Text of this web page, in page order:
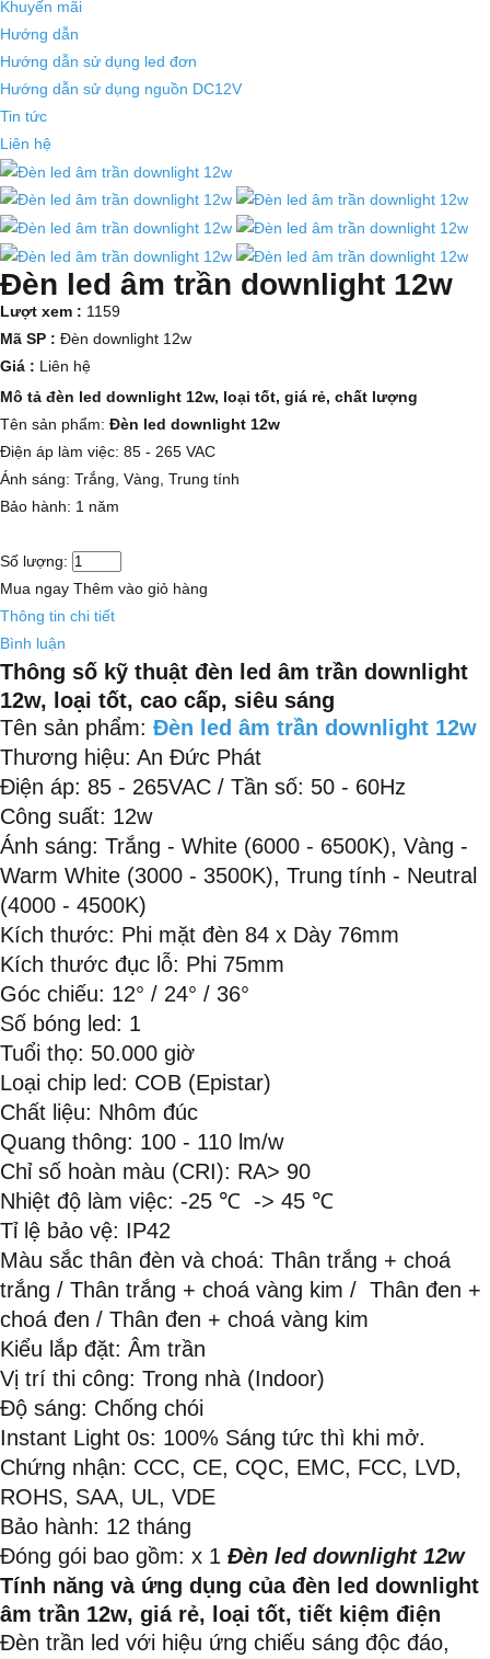
Khuyến mãi
Hướng dẫn
Hướng dẫn sử dụng led đơn
Hướng dẫn sử dụng nguồn DC12V
Tin tức
Liên hệ
Đèn led âm trần downlight 12w
Lượt xem : 1159
Mã SP : Đèn downlight 12w
Giá : Liên hệ
Mô tả đèn led downlight 12w, loại tốt, giá rẻ, chất lượng
Tên sản phẩm: Đèn led downlight 12w
Điện áp làm việc: 85 - 265 VAC
Ánh sáng: Trắng, Vàng, Trung tính
Bảo hành: 1 năm
Số lượng:
Mua ngay Thêm vào giỏ hàng
Thông tin chi tiết
Bình luận
Thông số kỹ thuật đèn led âm trần downlight
12w, loại tốt, cao cấp, siêu sáng
Tên sản phẩm: Đèn led âm trần downlight 12w
Thương hiệu: An Đức Phát
Điện áp: 85 - 265VAC / Tần số: 50 - 60Hz
Công suất: 12w
Ánh sáng: Trắng - White (6000 - 6500K), Vàng -
Warm White (3000 - 3500K), Trung tính - Neutral
(4000 - 4500K)
Kích thước: Phi mặt đèn 84 x Dày 76mm
Kích thước đục lỗ: Phi 75mm
Góc chiếu: 12° / 24° / 36°
Số bóng led: 1
Tuổi thọ: 50.000 giờ
Loại chip led: COB (Epistar)
Chất liệu: Nhôm đúc
Quang thông: 100 - 110 lm/w
Chỉ số hoàn màu (CRI): RA> 90
Nhiệt độ làm việc: -25 ℃ -> 45 ℃
Tỉ lệ bảo vệ: IP42
Màu sắc thân đèn và choá: Thân trắng + choá
trắng / Thân trắng + choá vàng kim / Thân đen +
choá đen / Thân đen + choá vàng kim
Kiểu lắp đặt: Âm trần
Vị trí thi công: Trong nhà (Indoor)
Độ sáng: Chống chói
Instant Light 0s: 100% Sáng tức thì khi mở.
Chứng nhận: CCC, CE, CQC, EMC, FCC, LVD,
ROHS, SAA, UL, VDE
Bảo hành: 12 tháng
Đóng gói bao gồm: x 1 Đèn led downlight 12w
Tính năng và ứng dụng của đèn led downlight
âm trần 12w, giá rẻ, loại tốt, tiết kiệm điện
Đèn trần led với hiệu ứng chiếu sáng độc đáo,